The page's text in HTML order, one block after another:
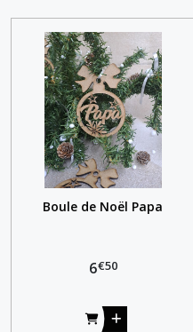
Boule de Noël Papa
6€50